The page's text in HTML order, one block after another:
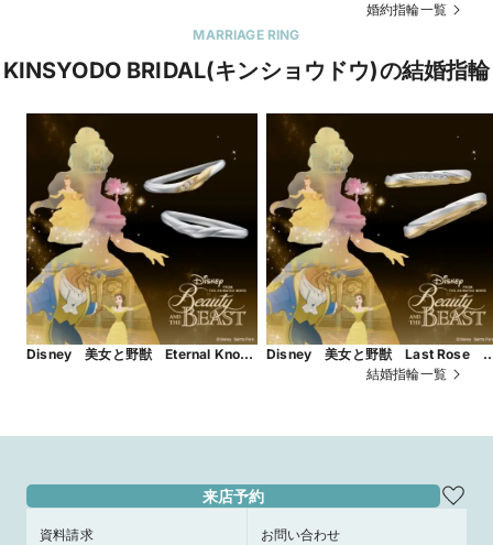
～ひとつの願い～婚約指輪一覧
MARRIAGE RING
KINSYODO BRIDAL(キンショウドウ)の結婚指輪
Disney 美女と野獣 Eternal Knot
Disney 美女と野獣 Last Rose
真実の愛が咲くとき～結婚指輪一覧
来店予約
資料請求 お問い合わせ